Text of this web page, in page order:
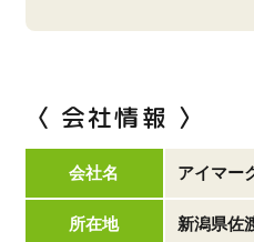
〈 会社情報 〉
会社名 アイマー
所在地 新潟県佐